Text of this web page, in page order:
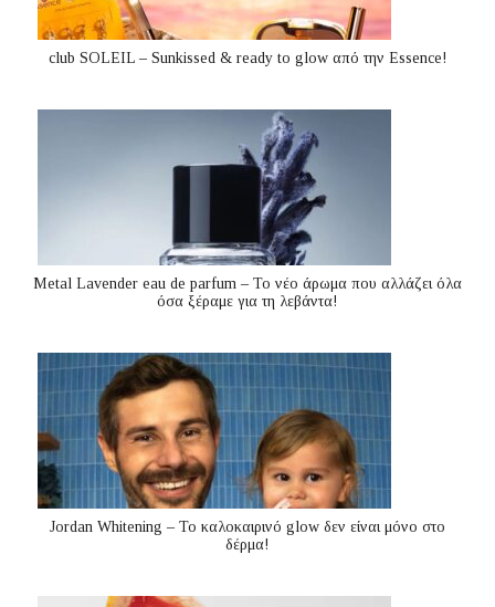
club SOLEIL – Sunkissed & ready to glow από την Essence!
Metal Lavender eau de parfum – Το νέο άρωμα που αλλάζει όλα
όσα ξέραμε για τη λεβάντα!
Jordan Whitening – Το καλοκαιρινό glow δεν είναι μόνο στο
δέρμα!